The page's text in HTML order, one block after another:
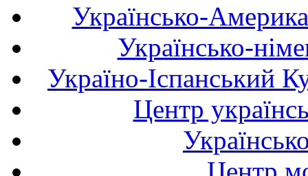
Українсько-
Українсько-
Україно-Іспанський
Центр